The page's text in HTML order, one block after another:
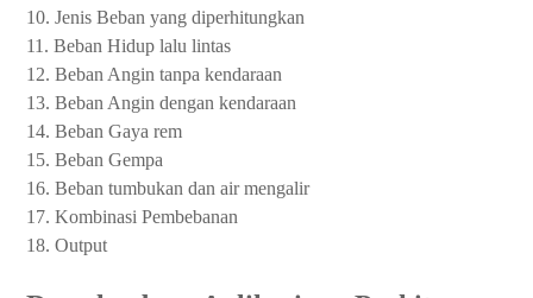
10. Jenis Beban yang diperhitungkan
11. Beban Hidup lalu lintas
12. Beban Angin tanpa kendaraan
13. Beban Angin dengan kendaraan
14. Beban Gaya rem
15. Beban Gempa
16. Beban tumbukan dan air mengalir
17. Kombinasi Pembebanan
18. Output